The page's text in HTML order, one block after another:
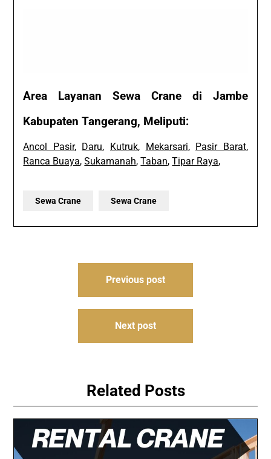
Area Layanan Sewa Crane di Jambe
Kabupaten Tangerang, Meliputi:
Ancol Pasir, Daru, Kutruk, Mekarsari, Pasir Barat,
Ranca Buaya,Sukamanah,Taban,Tipar Raya,
Sewa Crane Sewa Crane
Previous post
Next post
Related Posts